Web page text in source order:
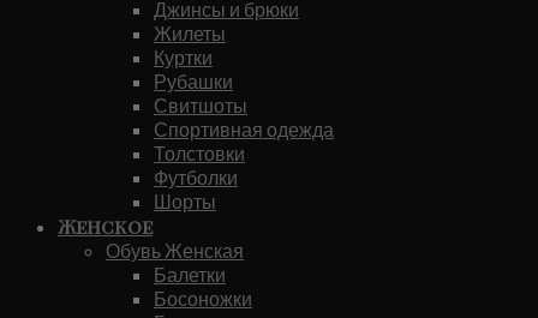
Джинсы и брюки
Жилеты
Куртки
Рубашки
Свитшоты
Спортивная одежда
Толстовки
Футболки
Шорты
Женское
Обувь Женская
Балетки
Босоножки